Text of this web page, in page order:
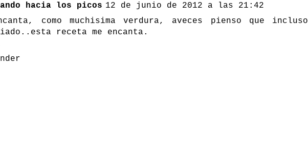
hacia los picos 12 de junio de 2012 a las 21:42
como muchisima verdura, aveces pienso que incluso
receta me encanta.